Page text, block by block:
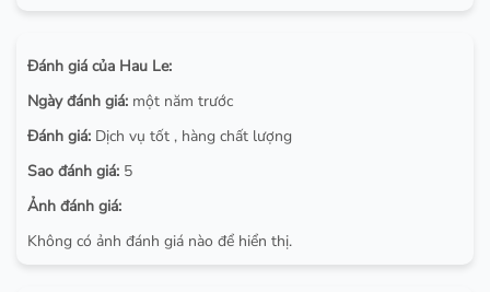
Đánh giá của Hau Le:
Ngày đánh giá: một năm trước
Đánh giá: Dịch vụ tốt , hàng chất lượng
Sao đánh giá: 5
Ảnh đánh giá:
Không có ảnh đánh giá nào để hiển thị.